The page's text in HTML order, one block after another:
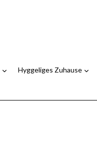
Hyggeliges Zuhause